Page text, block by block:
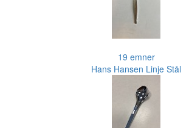
19 emner
Hans Hansen Linje Stål